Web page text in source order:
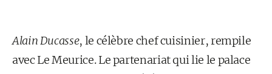
Alain Ducasse, le célèbre chef cuisinier, rempile
avec Le Meurice. Le partenariat qui lie le palace